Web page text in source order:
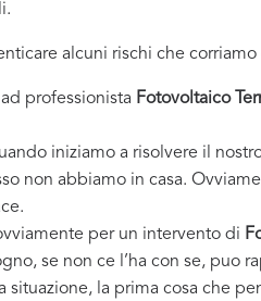
alcuni rischi che
professionista Fotovoltaico
iniziamo a risolvere il
non abbiamo in casa.
per un intervento di
se non ce l’ha con se, puo
situazione, la prima cosa che